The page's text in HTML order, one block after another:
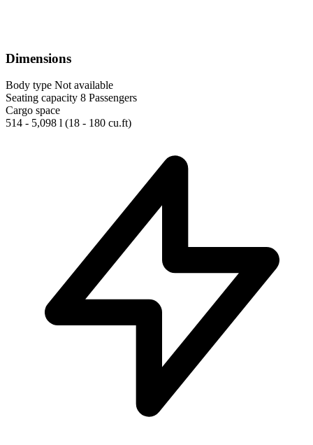
Dimensions
Body type Not available
Seating capacity 8 Passengers
Cargo space
514 - 5,098 l (18 - 180 cu.ft)